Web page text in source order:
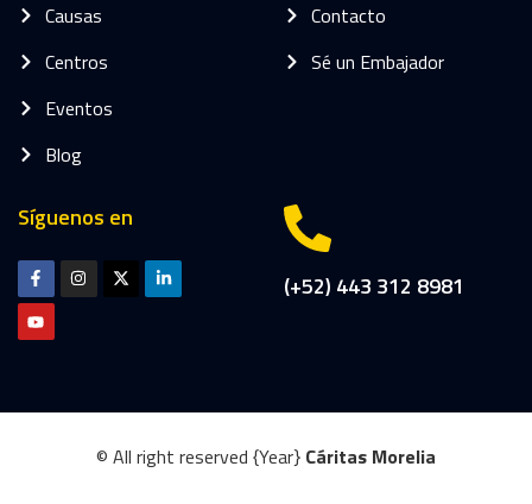
Causas
Centros
Eventos
Blog
Contacto
Sé un Embajador
Síguenos en
(+52) 443 312 8981
© All right reserved {Year} Cáritas Morelia